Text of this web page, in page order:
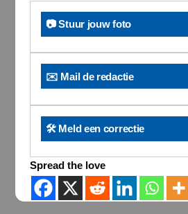
📷 Stuur jouw foto
✉️ Mail de redactie
🛠️ Meld een correctie
Spread the love